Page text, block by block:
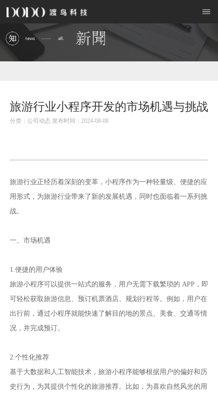
旅游行业小程序开发的市场机遇与挑战
分类：公司动态 发布时间：2024-08-08
旅游行业正经历着深刻的变革，小程序作为一种轻量级、便捷的应
用形式，为旅游行业带来了新的发展机遇，同时也面临着一系列挑
战。
一、市场机遇
1.便捷的用户体验
旅游小程序可以提供一站式的服务，用户无需下载繁琐的 APP，即
可轻松获取旅游信息、预订机票酒店、规划行程等。例如，用户在
出行前，通过小程序就能快速了解目的地的景点、美食、交通等情
况，并完成预订。
2.个性化推荐
基于大数据和人工智能技术，旅游小程序能够根据用户的偏好和历
史行为，为其提供个性化的旅游推荐。比如，为喜欢自然风光的用